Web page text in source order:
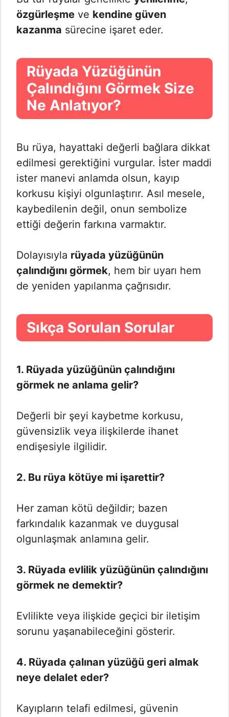
özgürleşme ve kendine güven
kazanma sürecine işaret eder.
Rüyada Yüzüğünün
Çalındığını Görmek Size
Ne Anlatıyor?
Bu rüya, hayattaki değerli bağlara dikkat
edilmesi gerektiğini vurgular. İster maddi
ister manevi anlamda olsun, kayıp
korkusu kişiyi olgunlaştırır. Asıl mesele,
kaybedilenin değil, onun sembolize
ettiği değerin farkına varmaktır.
Dolayısıyla rüyada yüzüğünün
çalındığını görmek, hem bir uyarı hem
de yeniden yapılanma çağrısıdır.
Sıkça Sorulan Sorular
1. Rüyada yüzüğünün çalındığını
görmek ne anlama gelir?
Değerli bir şeyi kaybetme korkusu,
güvensizlik veya ilişkilerde ihanet
endişesiyle ilgilidir.
2. Bu rüya kötüye mi işarettir?
Her zaman kötü değildir; bazen
farkındalık kazanmak ve duygusal
olgunlaşmak anlamına gelir.
3. Rüyada evlilik yüzüğünün çalındığını
görmek ne demektir?
Evlilikte veya ilişkide geçici bir iletişim
sorunu yaşanabileceğini gösterir.
4. Rüyada çalınan yüzüğü geri almak
neye delalet eder?
Kayıpların telafi edilmesi, güvenin